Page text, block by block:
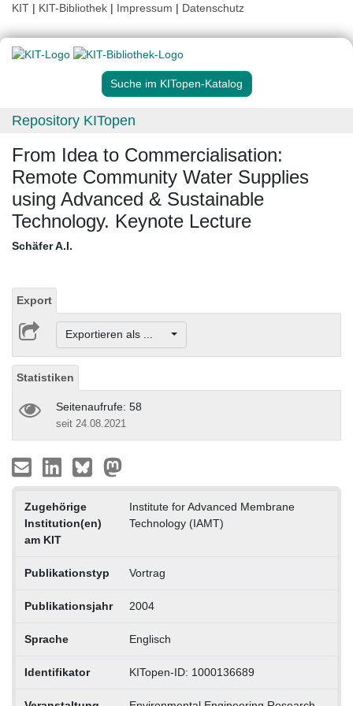
KIT | KIT-Bibliothek | Impressum | Datenschutz
Suche im KITopen-Katalog
Repository KITopen
From Idea to Commercialisation:
Remote Community Water Supplies
using Advanced & Sustainable
Technology. Keynote Lecture
Schäfer A.I.
Export
Exportieren als ...
Statistiken
Seitenaufrufe: 58
seit 24.08.2021
Zugehörige
Institution(en)
am KIT
Institute for Advanced Membrane
Technology (IAMT)
Publikationstyp Vortrag
Publikationsjahr 2004
Sprache Englisch
Identifikator KITopen-ID: 1000136689